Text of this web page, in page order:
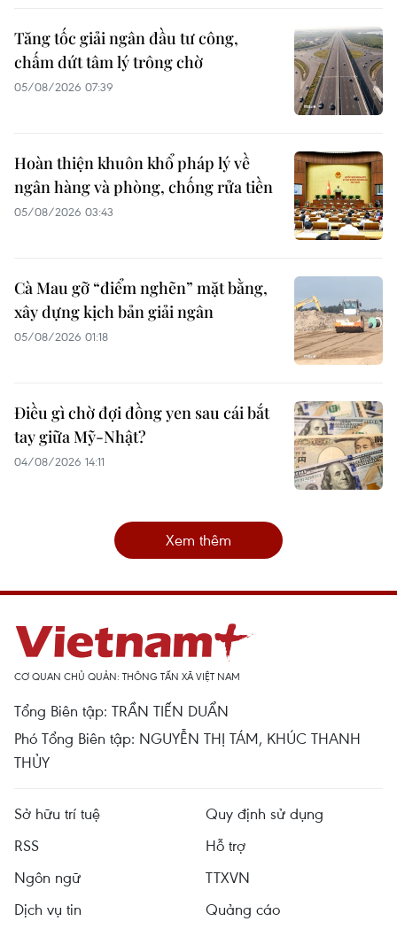
Tăng tốc giải ngân đầu tư công,
chấm dứt tâm lý trông chờ
05/08/2026 07:39
Hoàn thiện khuôn khổ pháp lý về
ngân hàng và phòng, chống rửa tiền
05/08/2026 03:43
Cà Mau gỡ “điểm nghẽn” mặt bằng,
xây dựng kịch bản giải ngân
05/08/2026 01:18
Điều gì chờ đợi đồng yen sau cái bắt
tay giữa Mỹ-Nhật?
04/08/2026 14:11
Xem thêm
CƠ QUAN CHỦ QUẢN: THÔNG TẤN XÃ VIỆT NAM
Tổng Biên tập: TRẦN TIẾN DUẨN
Phó Tổng Biên tập: NGUYỄN THỊ TÁM, KHÚC THANH
THỦY
Sở hữu trí tuệ
Quy định sử dụng
RSS
Hỗ trợ
Ngôn ngữ
TTXVN
Dịch vụ tin
Quảng cáo